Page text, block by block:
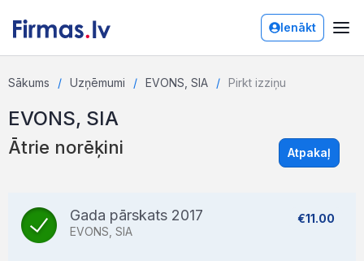
Ienākt
Sākums Uzņēmumi EVONS, SIA Pirkt izziņu
EVONS, SIA
Ātrie norēķini Atpakaļ
Gada pārskats 2017
EVONS, SIA
€11.00